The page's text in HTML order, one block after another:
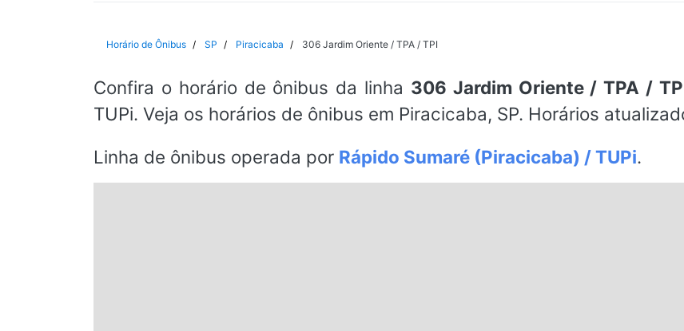
São Paulo
Espírito Santo
Horário de Ônibus SP Piracicaba 306 Jardim Oriente / TPA / TPI
Confira o horário de ônibus da linha 306 Jardim Oriente / TPA /
TUPi. Veja os horários de ônibus em Piracicaba, SP. Horários
Linha de ônibus operada por Rápido Sumaré (Piracicaba) / TUPi.